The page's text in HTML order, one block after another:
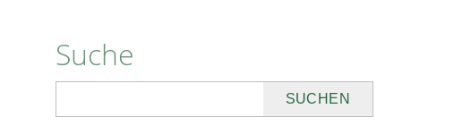
Suche